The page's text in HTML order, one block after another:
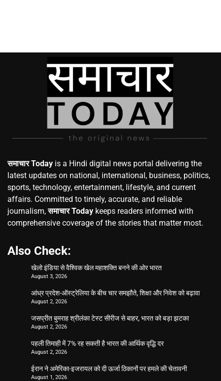
समाचार Today is a Hindi digital news portal delivering the
latest updates on national, international, business, politics,
sports, technology, entertainment, lifestyle, and current
affairs. Committed to timely, accurate, and reliable
journalism,समाचार Today keeps readers informed with
comprehensive coverage of the stories that matter most.
Also Check:
खेलो इंडिया से वैश्विक खेल महाशक्ति बनने की ओर भारत
August 3, 2026
आंध्र प्रदेश-ऑस्ट्रेलिया के बीच चार समझौते, शिक्षा और निवेश को बढ़ावा
August 2, 2026
जसप्रीत बुमराह श्रीलंका टेस्ट सीरीज से बाहर, भारत को बड़ा झटका
August 2, 2026
पहली तिमाही में 7% रह सकती है भारत की आर्थिक वृद्धि दर
August 2, 2026
ईरान ने अमेरिका-इजरायल को दी ऊर्जा ठिकानों पर हमले की चेतावनी
August 1, 2026